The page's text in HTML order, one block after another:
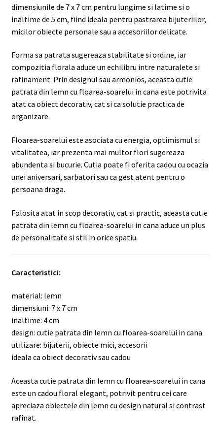
dimensiunile de 7 x 7 cm pentru lungime si latime si o
inaltime de 5 cm, fiind ideala pentru pastrarea bijuteriilor,
micilor obiecte personale sau a accesoriilor delicate.
Forma sa patrata sugereaza stabilitate si ordine, iar
compozitia florala aduce un echilibru intre naturalete si
rafinament. Prin designul sau armonios, aceasta cutie
patrata din lemn cu floarea-soarelui in cana este potrivita
atat ca obiect decorativ, cat si ca solutie practica de
organizare.
Floarea-soarelui este asociata cu energia, optimismul si
vitalitatea, iar prezenta mai multor flori sugereaza
abundenta si bucurie. Cutia poate fi oferita cadou cu ocazia
unei aniversari, sarbatori sau ca gest atent pentru o
persoana draga.
Folosita atat in scop decorativ, cat si practic, aceasta cutie
patrata din lemn cu floarea-soarelui in cana aduce un plus
de personalitate si stil in orice spatiu.
Caracteristici:
material: lemn
dimensiuni: 7 x 7 cm
inaltime: 4 cm
design: cutie patrata din lemn cu floarea-soarelui in cana
utilizare: bijuterii, obiecte mici, accesorii
ideala ca obiect decorativ sau cadou
Aceasta cutie patrata din lemn cu floarea-soarelui in cana
este un cadou floral elegant, potrivit pentru cei care
apreciaza obiectele din lemn cu design natural si contrast
rafinat.